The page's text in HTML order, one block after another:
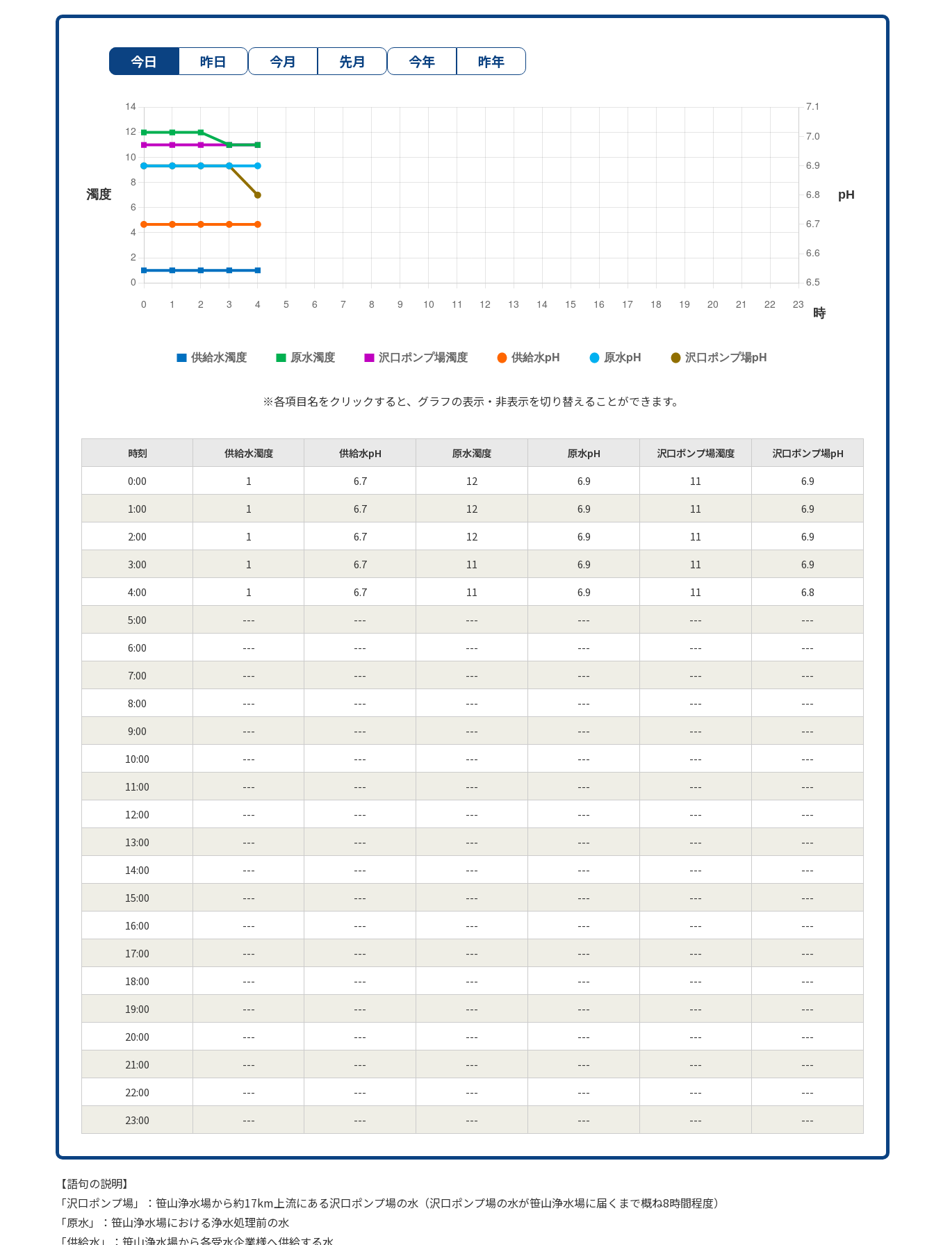
今日 昨日 今月 先月 今年 昨年
※各項目名をクリックすると、グラフの表示・非表示を切り替えることができます。
時刻 供給水濁度 供給水pH 原水濁度 原水pH 沢口ポンプ場濁度
沢口ポンプ場pH
0:00
1 6.7 12 6.9 11
6.9
1:00
1 6.7 12 6.9 11
6.9
2:00
1 6.7 12 6.9 11
6.9
3:00
1 6.7 11 6.9 11
6.9
4:00
1 6.7 11 6.9 11
6.8
5:00
--- --- --- --- ---
---
6:00
--- --- --- --- ---
---
7:00
--- --- --- --- ---
---
8:00
--- --- --- --- ---
---
9:00
--- --- --- --- ---
---
10:00
--- --- --- --- ---
---
11:00
--- --- --- --- ---
---
12:00
--- --- --- --- ---
---
13:00
--- --- --- --- ---
---
14:00
--- --- --- --- ---
---
15:00
--- --- --- --- ---
---
16:00
--- --- --- --- ---
---
17:00
--- --- --- --- ---
---
18:00
--- --- --- --- ---
---
19:00
--- --- --- --- ---
---
20:00
--- --- --- --- ---
---
21:00
--- --- --- --- ---
---
22:00
--- --- --- --- ---
---
23:00
--- --- --- --- --- ---
【語句の説明】
「沢口ポンプ場」：笹山浄水場から約17km上流にある沢口ポンプ場の水（沢口ポンプ場の水が笹山浄水場に届くまで概ね8時間程度）
「原水」：笹山浄水場における浄水処理前の水
「供給水」：笹山浄水場から各受水企業様へ供給する水